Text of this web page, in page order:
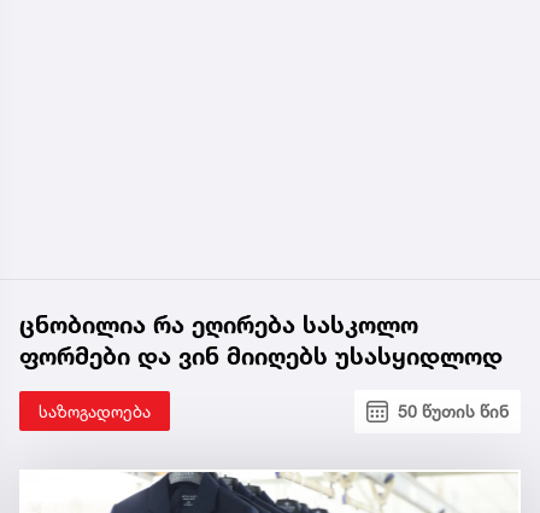
ცნობილია რა ეღირება სასკოლო
ფორმები და ვინ მიიღებს უსასყიდლოდ
საზოგადოება 50 წუთის წინ